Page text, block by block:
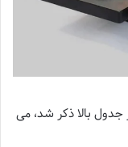
جدول بالا ذکر شد، می